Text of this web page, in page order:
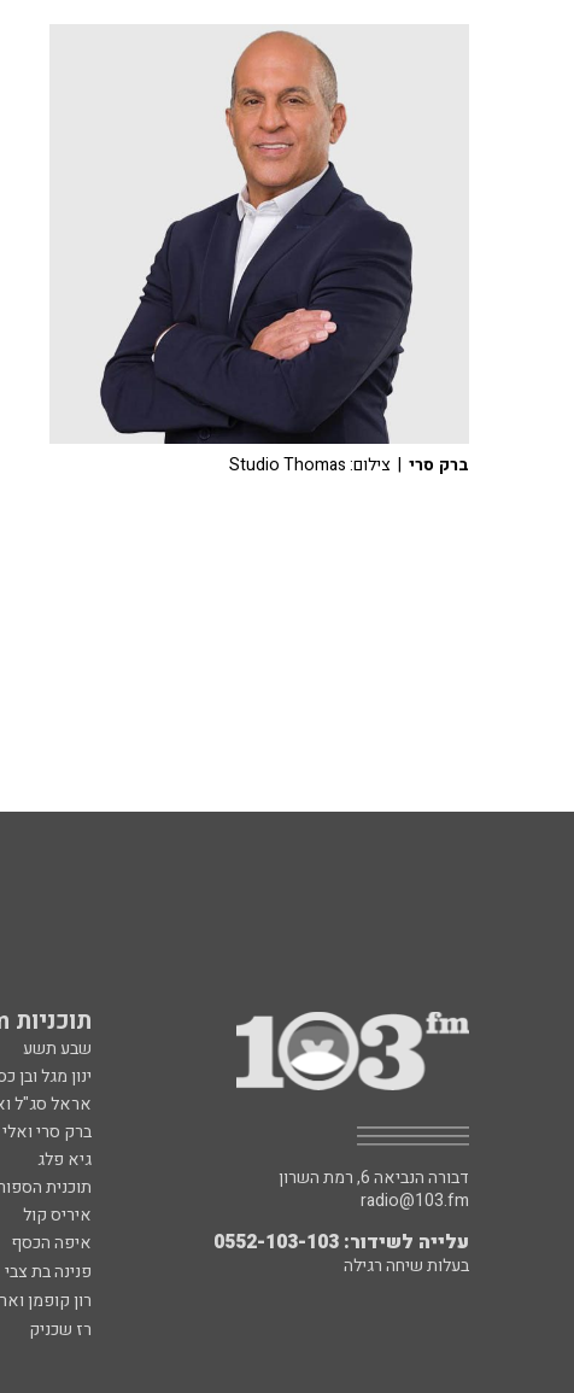
ברק סרי | צילום: Studio Thomas
תוכניות 103fm
שבע תשע
ינון מגל ובן
אראל סג"ל
ברק סרי
גיא פלג
תוכנית
איריס קול
איפה הכסף
פנינה בת צבי
רון קופמן
רז שכניק
דבורה הנביאה 6, רמת השרון
radio@103.fm
עלייה לשידור: 0552-103-103
בעלות שיחה רגילה